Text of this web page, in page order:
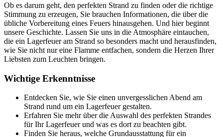
Ob es darum geht, den perfekten Strand zu finden oder die richtige
Stimmung zu erzeugen, Sie brauchen Informationen, die über die
übliche Vorbereitung eines Feuers hinausgehen. Und hier beginnt
unsere Geschichte. Lassen Sie uns in die Atmosphäre eintauchen,
die ein Lagerfeuer am Strand so besonders macht und herausfinden,
wie Sie nicht nur eine Flamme entfachen, sondern die Herzen Ihrer
Liebsten zum Leuchten bringen.
Wichtige Erkenntnisse
Entdecken Sie, wie Sie einen unvergesslichen Abend am
Strand rund um ein Lagerfeuer gestalten.
Erfahren Sie mehr über die Auswahl des perfekten Strandes
für Ihr Lagerfeuer und was es dort zu beachten gibt.
Finden Sie heraus, welche Grundausstattung für ein